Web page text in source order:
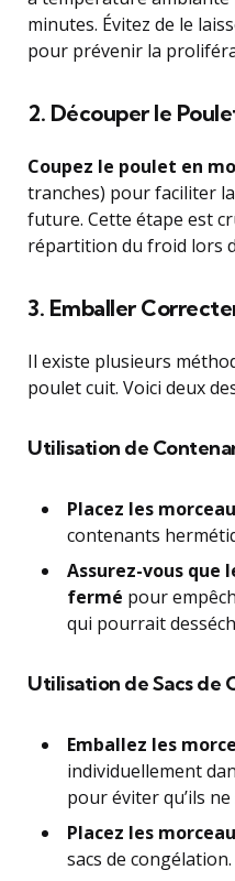
minutes. Évitez de le
pour prévenir la
2. Découper le
Coupez le poulet en
tranches) pour faciliter
future. Cette étape est
répartition du froid lors
3. Emballer
Il existe plusieurs
poulet cuit. Voici deux
Utilisation de
Placez les
contenants
Assurez-vous que
fermé pour
qui pourrait
Utilisation de Sacs de
Emballez les
individuellement
pour éviter qu’ils
Placez les
sacs de congélation.